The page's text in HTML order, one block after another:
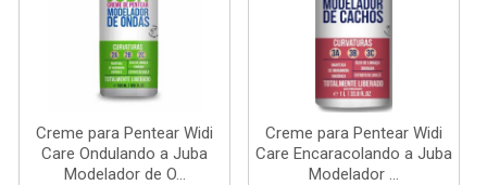
Creme para Pentear Widi
Care Ondulando a Juba
Modelador de O...
Creme para Pentear Widi
Care Encaracolando a Juba
Modelador ...